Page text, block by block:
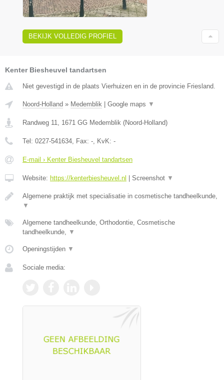
BEKIJK VOLLEDIG PROFIEL
Kenter Biesheuvel tandartsen
Niet gevestigd in de plaats Vierhuizen en in de provincie Friesland.
Noord-Holland » Medemblik | Google maps ▼
Randweg 11 1671 GG Medemblik (Noord-Holland)
Tel: 0227-541634 , Fax: - , KvK: -
E-mail › Kenter Biesheuvel tandartsen
Website: https://kenterbiesheuvel.nl | Screenshot ▼
Algemene praktijk met specialisatie in cosmetische tandheelkunde,
▼
Algemene tandheelkunde, Orthodontie, Cosmetische
tandheelkunde,
▼
Openingstijden ▼
Sociale media: